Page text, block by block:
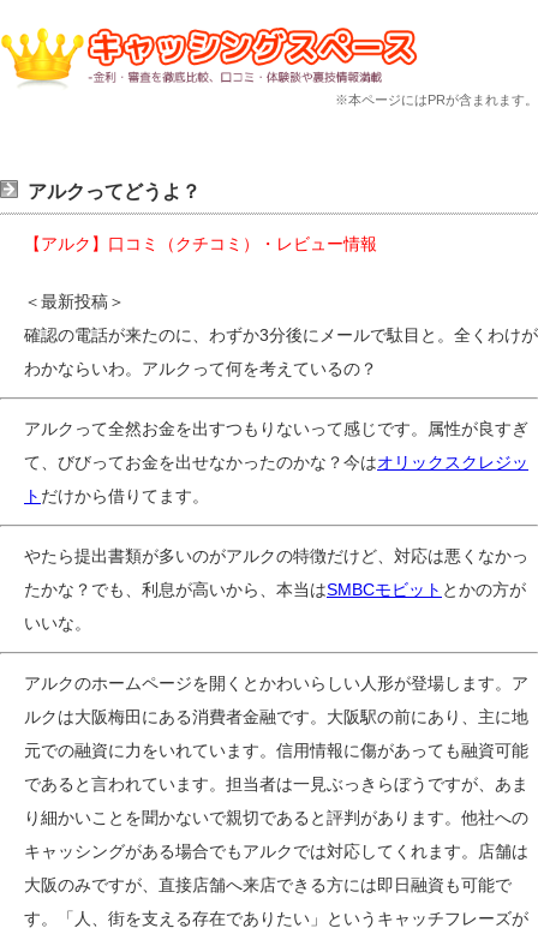
※本ページにはPRが含まれます。
アルクってどうよ？
【アルク】口コミ（クチコミ）・レビュー情報
＜最新投稿＞
確認の電話が来たのに、わずか3分後にメールで駄目と。全くわけが
わかならいわ。アルクって何を考えているの？
アルクって全然お金を出すつもりないって感じです。属性が良すぎ
て、びびってお金を出せなかったのかな？今はオリックスクレジッ
ト だけから借りてます。
やたら提出書類が多いのがアルクの特徴だけど、対応は悪くなかっ
たかな？でも、利息が高いから、本当はSMBCモビット とかの方が
いいな。
アルクのホームページを開くとかわいらしい人形が登場します。ア
ルクは大阪梅田にある消費者金融です。大阪駅の前にあり、主に地
元での融資に力をいれています。信用情報に傷があっても融資可能
であると言われています。担当者は一見ぶっきらぼうですが、あま
り細かいことを聞かないで親切であると評判があります。他社への
キャッシングがある場合でもアルクでは対応してくれます。店舗は
大阪のみですが、直接店舗へ来店できる方には即日融資も可能で
す。「人、街を支える存在でありたい」というキャッチフレーズが